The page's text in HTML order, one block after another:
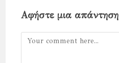
Αφήστε μια απάντηση
Comment